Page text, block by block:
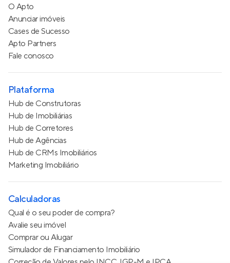
O Apto
Anunciar imóveis
Cases de Sucesso
Apto Partners
Fale conosco
Plataforma
Hub de Construtoras
Hub de Imobiliárias
Hub de Corretores
Hub de Agências
Hub de CRMs Imobiliários
Marketing Imobiliário
Calculadoras
Qual é o seu poder de compra?
Avalie seu imóvel
Comprar ou Alugar
Simulador de Financiamento Imobiliário